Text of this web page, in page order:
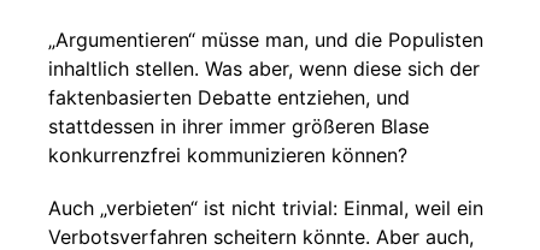
„Argumentieren“ müsse man, und die Populisten
inhaltlich stellen. Was aber, wenn diese sich der
faktenbasierten Debatte entziehen, und
stattdessen in ihrer immer größeren Blase
konkurrenzfrei kommunizieren können?
Auch „verbieten“ ist nicht trivial: Einmal, weil ein
Verbotsverfahren scheitern könnte. Aber auch,